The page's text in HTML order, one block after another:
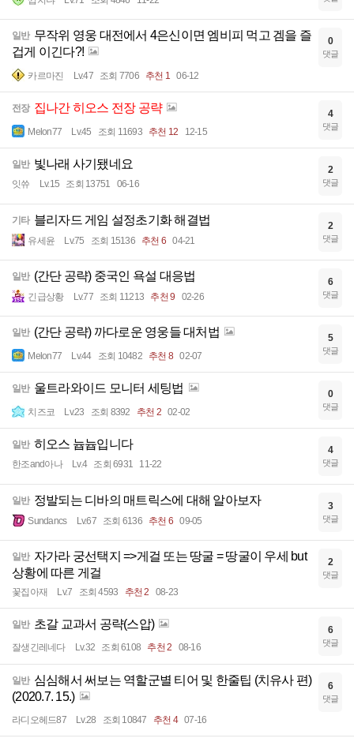
일반 무작위 영웅 대전에서 4은신이면 엠비피 먹고 겜을 즐
겁게 이긴다?!
카르마진 Lv.47 조회 7706 추천 1 06-12
0
댓글
전장 집나간 히오스 전장 공략
Melon77 Lv.45 조회 11693 추천 12 12-15
4
댓글
일반 빛나래 사기됐네요
잇쓔 Lv.15 조회 13751 06-16
2
댓글
기타 블리자드 게임 설정초기화 해결법
유세윤 Lv.75 조회 15136 추천 6 04-21
2
댓글
일반 (간단 공략) 중국인 욕설 대응법
긴급상황 Lv.77 조회 11213 추천 9 02-26
6
댓글
일반 (간단 공략) 까다로운 영웅들 대처법
Melon77 Lv.44 조회 10482 추천 8 02-07
5
댓글
일반 울트라와이드 모니터 세팅법
치즈코 Lv.23 조회 8392 추천 2 02-02
0
댓글
일반 히오스 늅늅입니다
한조and아나 Lv.4 조회 6931 11-22
4
댓글
일반 정발되는 디바의 매트릭스에 대해 알아보자
Sundancs Lv.67 조회 6136 추천 6 09-05
3
댓글
일반 자가라 궁선택지 =>게걸 또는 땅굴 = 땅굴이 우세 but
상황에 따른 게걸
꽃집아재 Lv.7 조회 4593 추천 2 08-23
2
댓글
일반 초갈 교과서 공략(스압)
잘생긴레네다 Lv.32 조회 6108 추천 2 08-16
6
댓글
일반 심심해서 써보는 역할군별 티어 및 한줄팁 (치유사 편)
(2020.7. 15.)
라디오헤드87 Lv.28 조회 10847 추천 4 07-16
6
댓글